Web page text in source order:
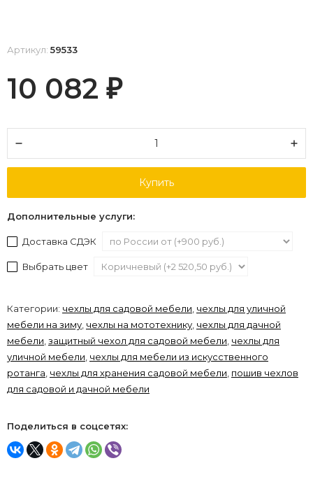
Артикул: 59533
10 082 ₽
Купить
Дополнительные услуги:
Доставка СДЭК
Выбрать цвет
Категории: чехлы для садовой мебели чехлы для уличной
мебели на зиму чехлы на мототехнику чехлы для дачной
мебели защитный чехол для садовой мебели чехлы для
уличной мебели чехлы для мебели из искусственного
ротанга чехлы для хранения садовой мебели пошив чехлов
для садовой и дачной мебели
Поделиться в соцсетях: